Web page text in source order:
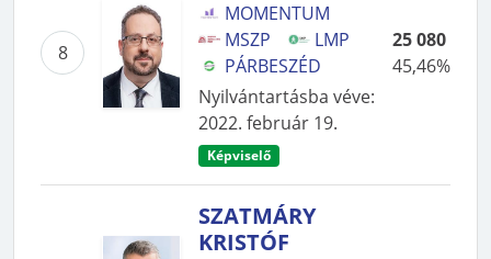
8
MOMENTUM
MSZP
LMP
PÁRBESZÉD
Nyilvántartásba véve:
2022. február 19.
Képviselő
25 080
45,46%
SZATMÁRY
KRISTÓF